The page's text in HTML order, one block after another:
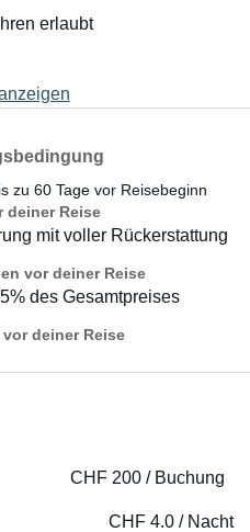
erlaubt
zu 60 Tage vor Reisebeginn
deiner Reise
mit voller Rückerstattung
vor deiner Reise
des Gesamtpreises
deiner Reise
CHF 200 / Buchung
CHF 4.0 / Nacht